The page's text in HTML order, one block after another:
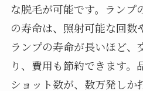
な脱毛が可能です。ランプ
の寿命は、照射可能な回数
ランプの寿命が長いほど、
り、費用も節約できます。
ショット数が、数万発しか